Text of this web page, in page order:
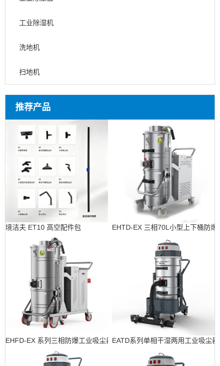
工业除湿机
洗地机
扫地机
推荐产品
境洁夫 ET10 高空配件包 EHTD-EX 三相70L小型上下桶防爆
EHFD-EX 系列三相防爆工业吸尘器EATD系列单相干湿两用工业吸尘器